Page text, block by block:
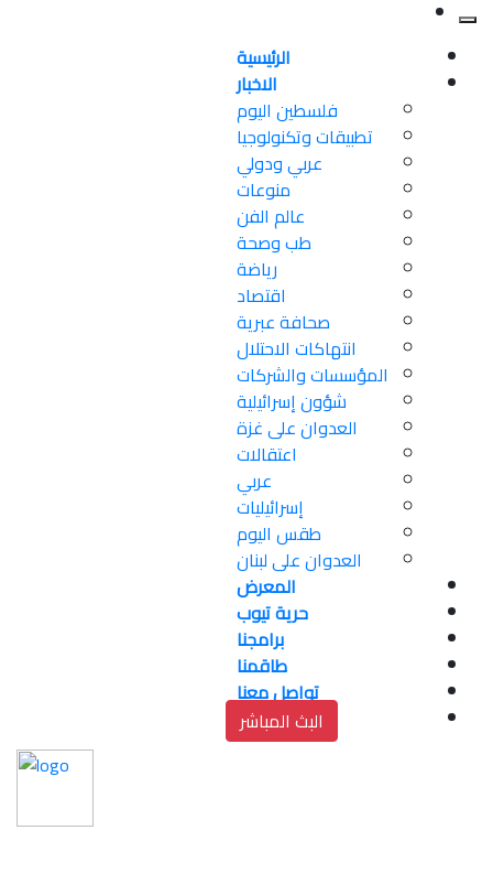
الرئيسية
الاخبار
فلسطين اليوم
تطبيقات وتكنولوجيا
عربي ودولي
منوعات
عالم الفن
طب وصحة
رياضة
اقتصاد
صحافة عبرية
انتهاكات الاحتلال
المؤسسات والشركات
شؤون إسرائيلية
العدوان على غزة
اعتقالات
عربي
إسرائيليات
طقس اليوم
العدوان على لبنان
المعرض
حرية تيوب
برامجنا
طاقمنا
تواصل معنا
البث المباشر
ثلاثة شهداء في قصف